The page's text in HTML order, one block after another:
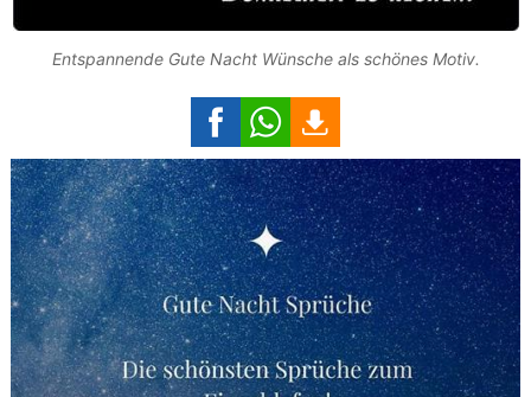
Entspannende Gute Nacht Wünsche als schönes Motiv.